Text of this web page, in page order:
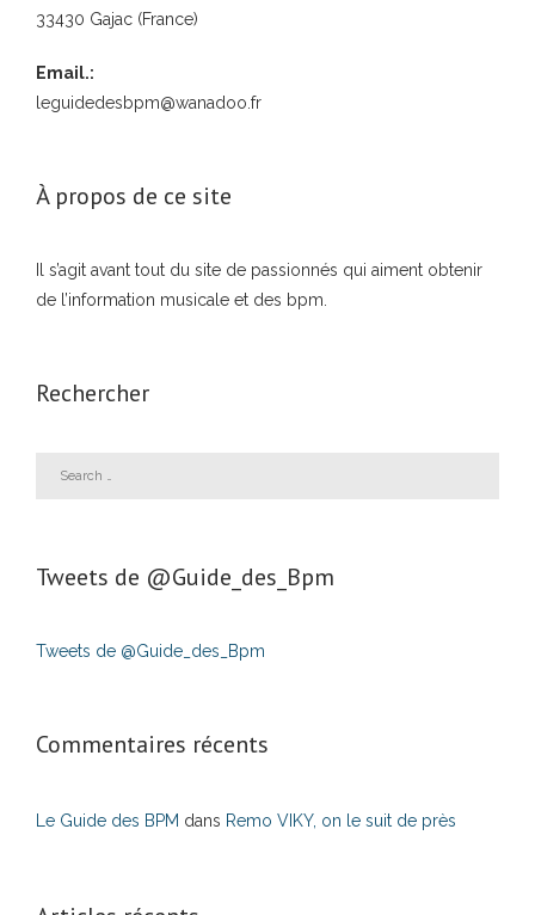
33430 Gajac (France)
Email.:
leguidedesbpm@wanadoo.fr
À propos de ce site
Il s’agit avant tout du site de passionnés qui aiment obtenir
de l’information musicale et des bpm.
Rechercher
Tweets de ‎@Guide_des_Bpm
Tweets de @Guide_des_Bpm
Commentaires récents
Le Guide des BPM dans Remo VIKY, on le suit de près